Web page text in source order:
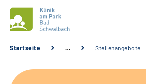
Startseite … Stellenangebote